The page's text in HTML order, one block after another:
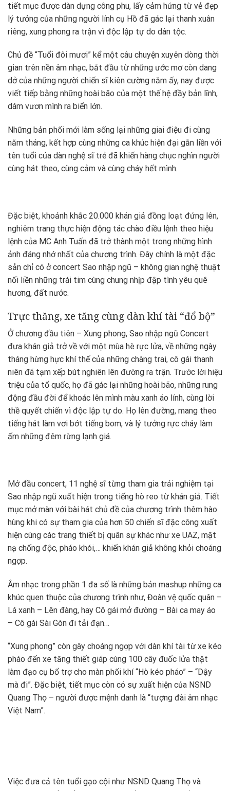
tiết mục được dàn dựng công phu, lấy cảm hứng từ vẻ đẹp
lý tưởng của những người lính cụ Hồ đã gác lại thanh xuân
riêng, xung phong ra trận vì độc lập tự do dân tộc.
Chủ đề “Tuổi đôi mươi” kể một câu chuyện xuyên dòng thời
gian trên nền âm nhạc, bắt đầu từ những ước mơ còn dang
dở của những người chiến sĩ kiên cường năm ấy, nay được
viết tiếp bằng những hoài bão của một thế hệ đầy bản lĩnh,
dám vươn mình ra biển lớn.
Những bản phối mới làm sống lại những giai điệu đi cùng
năm tháng, kết hợp cùng những ca khúc hiện đại gắn liền với
tên tuổi của dàn nghệ sĩ trẻ đã khiến hàng chục nghìn người
cùng hát theo, cùng cảm và cùng cháy hết mình.
Đặc biệt, khoảnh khắc 20.000 khán giả đồng loạt đứng lên,
nghiêm trang thực hiện động tác chào điều lệnh theo hiệu
lệnh của MC Anh Tuấn đã trở thành một trong những hình
ảnh đáng nhớ nhất của chương trình. Đây chính là một đặc
sản chỉ có ở concert Sao nhập ngũ – không gian nghệ thuật
nối liền những trái tim cùng chung nhịp đập tình yêu quê
hương, đất nước.
Trực thăng, xe tăng cùng dàn khí tài “đổ bộ”
Ở chương đầu tiên – Xung phong, Sao nhập ngũ Concert
đưa khán giả trở về với một mùa hè rực lửa, về những ngày
tháng hừng hực khí thế của những chàng trai, cô gái thanh
niên đã tạm xếp bút nghiên lên đường ra trận. Trước lời hiệu
triệu của tổ quốc, họ đã gác lại những hoài bão, những rung
động đầu đời để khoác lên mình màu xanh áo lính, cùng lời
thề quyết chiến vì độc lập tự do. Họ lên đường, mang theo
tiếng hát làm vơi bớt tiếng bom, và lý tưởng rực cháy làm
ấm những đêm rừng lạnh giá.
Mở đầu concert, 11 nghệ sĩ từng tham gia trải nghiệm tại
Sao nhập ngũ xuất hiện trong tiếng hò reo từ khán giả. Tiết
mục mở màn với bài hát chủ đề của chương trình thêm hào
hùng khi có sự tham gia của hơn 50 chiến sĩ đặc công xuất
hiện cùng các trang thiết bị quân sự khác như xe UAZ, mặt
nạ chống độc, pháo khói,… khiến khán giả không khỏi choáng
ngợp.
Âm nhạc trong phần 1 đa số là những bản mashup những ca
khúc quen thuộc của chương trình như, Đoàn vệ quốc quân –
Lá xanh – Lên đàng, hay Cô gái mở đường – Bài ca may áo
– Cô gái Sài Gòn đi tải đạn…
“Xung phong” còn gây choáng ngợp với dàn khí tài từ xe kéo
pháo đến xe tăng thiết giáp cùng 100 cây đuốc lửa thật
làm đạo cụ bổ trợ cho màn phối khí “Hò kéo pháo” – “Dậy
mà đi”. Đặc biệt, tiết mục còn có sự xuất hiện của NSND
Quang Thọ – người được mệnh danh là “tượng đài âm nhạc
Việt Nam”.
Việc đưa cả tên tuổi gạo cội như NSND Quang Thọ và